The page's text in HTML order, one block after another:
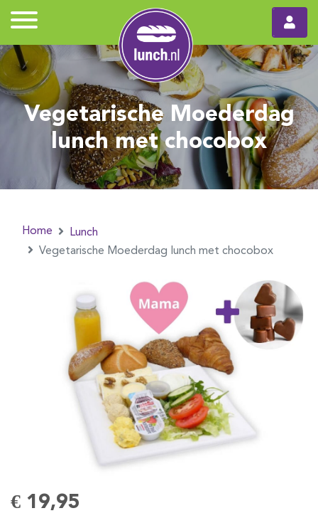
Vegetarische Moederdag
lunch met chocobox
Home
Lunch
Vegetarische Moederdag lunch met chocobox
€ 19,95